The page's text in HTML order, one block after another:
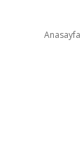
Anasayfa